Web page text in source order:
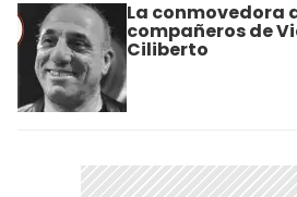
La conmovedora
compañeros de
Ciliberto